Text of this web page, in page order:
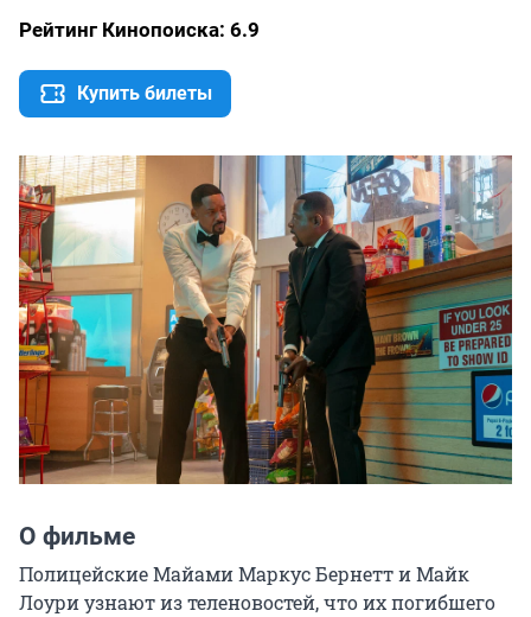
Рейтинг Кинопоиска: 6.9
Купить билеты
О фильме
Полицейские Майами Маркус Бернетт и Майк
Лоури узнают из теленовостей, что их погибшего